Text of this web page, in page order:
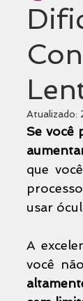
Atualizado:
Se você
que
usar
A
você